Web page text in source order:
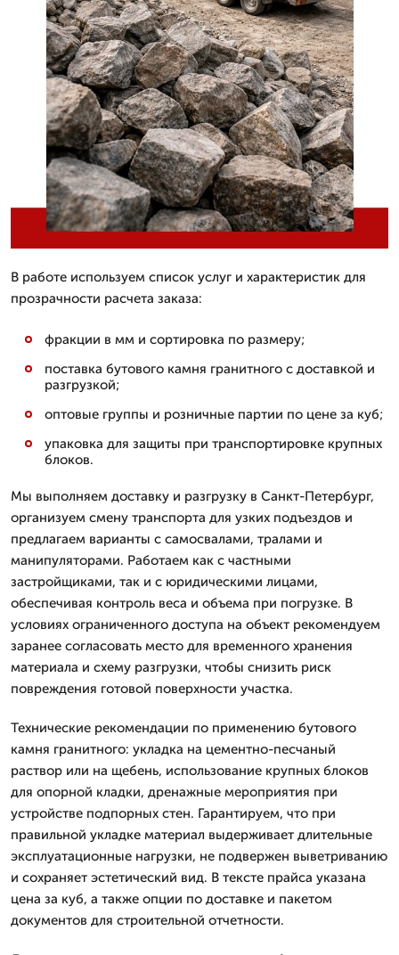
В работе используем список услуг и характеристик для
прозрачности расчета заказа:
фракции в мм и сортировка по размеру;
поставка бутового камня гранитного с доставкой и
разгрузкой;
оптовые группы и розничные партии по цене за куб;
упаковка для защиты при транспортировке крупных
блоков.
Мы выполняем доставку и разгрузку в Санкт-Петербург,
организуем смену транспорта для узких подъездов и
предлагаем варианты с самосвалами, тралами и
манипуляторами. Работаем как с частными
застройщиками, так и с юридическими лицами,
обеспечивая контроль веса и объема при погрузке. В
условиях ограниченного доступа на объект рекомендуем
заранее согласовать место для временного хранения
материала и схему разгрузки, чтобы снизить риск
повреждения готовой поверхности участка.
Технические рекомендации по применению бутового
камня гранитного: укладка на цементно-песчаный
раствор или на щебень, использование крупных блоков
для опорной кладки, дренажные мероприятия при
устройстве подпорных стен. Гарантируем, что при
правильной укладке материал выдерживает длительные
эксплуатационные нагрузки, не подвержен выветриванию
и сохраняет эстетический вид. В тексте прайса указана
цена за куб, а также опции по доставке и пакетом
документов для строительной отчетности.